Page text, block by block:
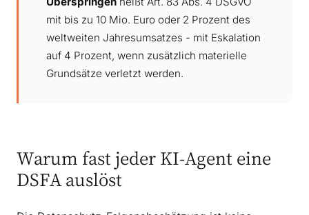
mit bis zu 10 Mio. Euro oder 2 Prozent des
weltweiten Jahresumsatzes - mit Eskalation
auf 4 Prozent, wenn zusätzlich materielle
Grundsätze verletzt werden.
Warum fast jeder KI-Agent eine
DSFA auslöst